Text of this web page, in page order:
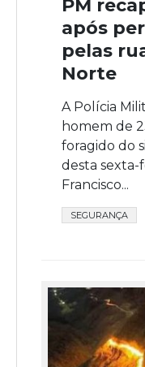
PM
após
pelas
Norte
A Polícia
homem de
foragido do
desta sexta-
Francisco...
SEGURANÇA